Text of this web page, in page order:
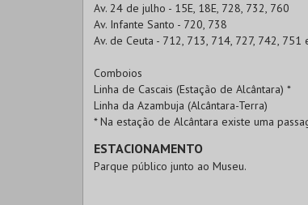
Av. 24 de julho - 15E, 18E, 728, 732, 760
Av. Infante Santo - 720, 738
Av. de Ceuta - 712, 713, 714, 727, 742, 751
Comboios
Linha de Cascais (Estação de Alcântara) *
Linha da Azambuja (Alcântara-Terra)
* Na estação de Alcântara existe uma
ESTACIONAMENTO
Parque público junto ao Museu.